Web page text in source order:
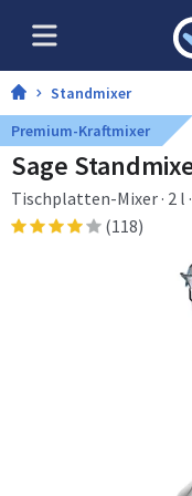
Standmixer
Premium-Kraftmixer
Sage
Tischplatten-Mixer · 2 l
Edelstahl
(118)